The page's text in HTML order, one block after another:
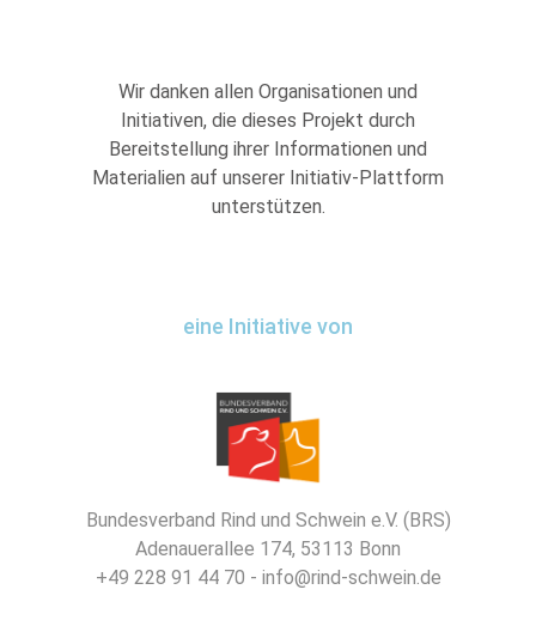
Wir danken allen Organisationen und
Initiativen, die dieses Projekt durch
Bereitstellung ihrer Informationen und
Materialien auf unserer Initiativ-Plattform
unterstützen.
eine Initiative von
Bundesverband Rind und Schwein e.V. (BRS)
Adenauerallee 174, 53113 Bonn
+49 228 91 44 70 - info@rind-schwein.de